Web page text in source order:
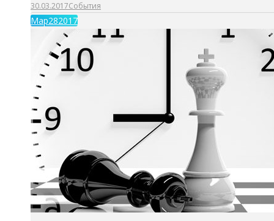
30.03.2017События
Мар282017